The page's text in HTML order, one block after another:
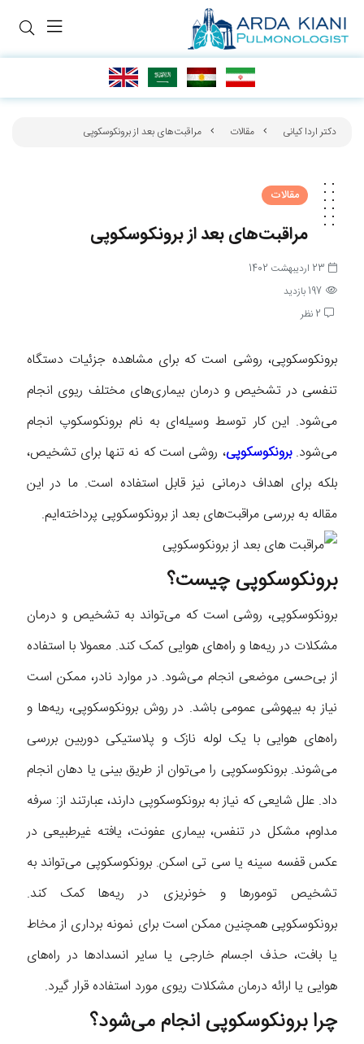
دکتر اردا کیانی مقالات مراقبت‌‌های بعد از برونکوسکوپی
مقالات
مراقبت‌‌های بعد از برونکوسکوپی
23 اردیبهشت 1402
197 بازدید
2 نظر
برونکوسکوپی، روشی است که برای مشاهده جزئیات دستگاه
تنفسی در تشخیص و درمان بیماری‌های مختلف ریوی انجام
می‌شود. این کار توسط وسیله‌ای به نام برونکوسکوپ انجام
می‌شود.برونکوسکوپی، روشی است که نه تنها برای تشخیص،
بلکه برای اهداف درمانی نیز قابل استفاده است. ما در این
مقاله به بررسی مراقبت‌های بعد از برونکوسکوپی پرداخته‌‌ایم.
برونکوسکوپی چیست؟
برونکوسکوپی، روشی است که می‌تواند به تشخیص و درمان
مشکلات در ریه‌ها و راه‌های هوایی کمک کند. معمولا با استفاده
از بی‌حسی موضعی انجام می‌شود. در موارد نادر، ممکن است
نیاز به بیهوشی عمومی باشد. در روش برونکوسکوپی، ریه‌ها و
راه‌های هوایی با یک لوله نازک و پلاستیکی دوربین بررسی
می‌شوند. برونکوسکوپی را می‌توان از طریق بینی یا دهان انجام
داد. علل شایعی که نیاز به برونکوسکوپی دارند، عبارتند از: سرفه
مداوم، مشکل در تنفس، بیماری عفونت، یافته غیرطبیعی در
عکس قفسه سینه یا سی تی اسکن. برونکوسکوپی می‌تواند به
تشخیص تومورها و خونریزی در ریه‌ها کمک کند.
برونکوسکوپی همچنین ممکن است برای نمونه برداری از مخاط
یا بافت، حذف اجسام خارجی یا سایر انسدادها در راه‌های
هوایی یا ارائه درمان مشکلات ریوی مورد استفاده قرار گیرد.
چرا برونکوسکوپی انجام می‌شود؟